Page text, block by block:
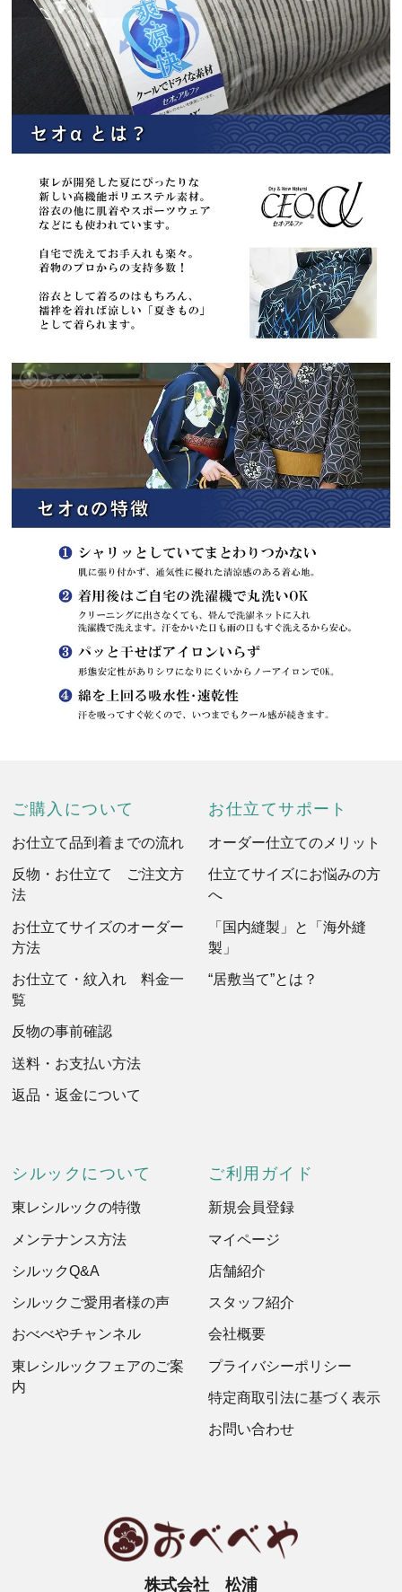
ご購入について
お仕立て品到着までの流れ
反物・お仕立て ご注文方
法
お仕立てサイズのオーダー
方法
お仕立て・紋入れ 料金一
覧
反物の事前確認
送料・お支払い方法
返品・返金について
お仕立てサポート
オーダー仕立てのメリット
仕立てサイズにお悩みの方
へ
「国内縫製」と「海外縫
製」
“居敷当て”とは？
シルックについて
東レシルックの特徴
メンテナンス方法
シルックQ&A
シルックご愛用者様の声
おべべやチャンネル
東レシルックフェアのご案
内
ご利用ガイド
新規会員登録
マイページ
店舗紹介
スタッフ紹介
会社概要
プライバシーポリシー
特定商取引法に基づく表示
お問い合わせ
株式会社 松浦